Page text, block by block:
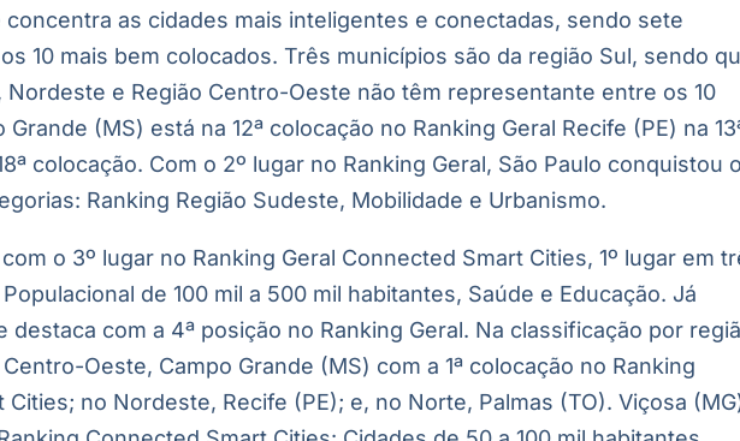
concentra as cidades mais inteligentes e conectadas, sendo sete
10 mais bem colocados. Três municípios são da região Sul, sendo
e Região Centro-Oeste não têm representante entre os 10
(MS) está na 12ª colocação no Ranking Geral Recife (PE) na
colocação. Com o 2º lugar no Ranking Geral, São Paulo conquistou
Ranking Região Sudeste, Mobilidade e Urbanismo.
o 3º lugar no Ranking Geral Connected Smart Cities, 1º lugar em
de 100 mil a 500 mil habitantes, Saúde e Educação. Já
destaca com a 4ª posição no Ranking Geral. Na classificação por
Oeste, Campo Grande (MS) com a 1ª colocação no Ranking
Cities; no Nordeste, Recife (PE); e, no Norte, Palmas (TO). Viçosa